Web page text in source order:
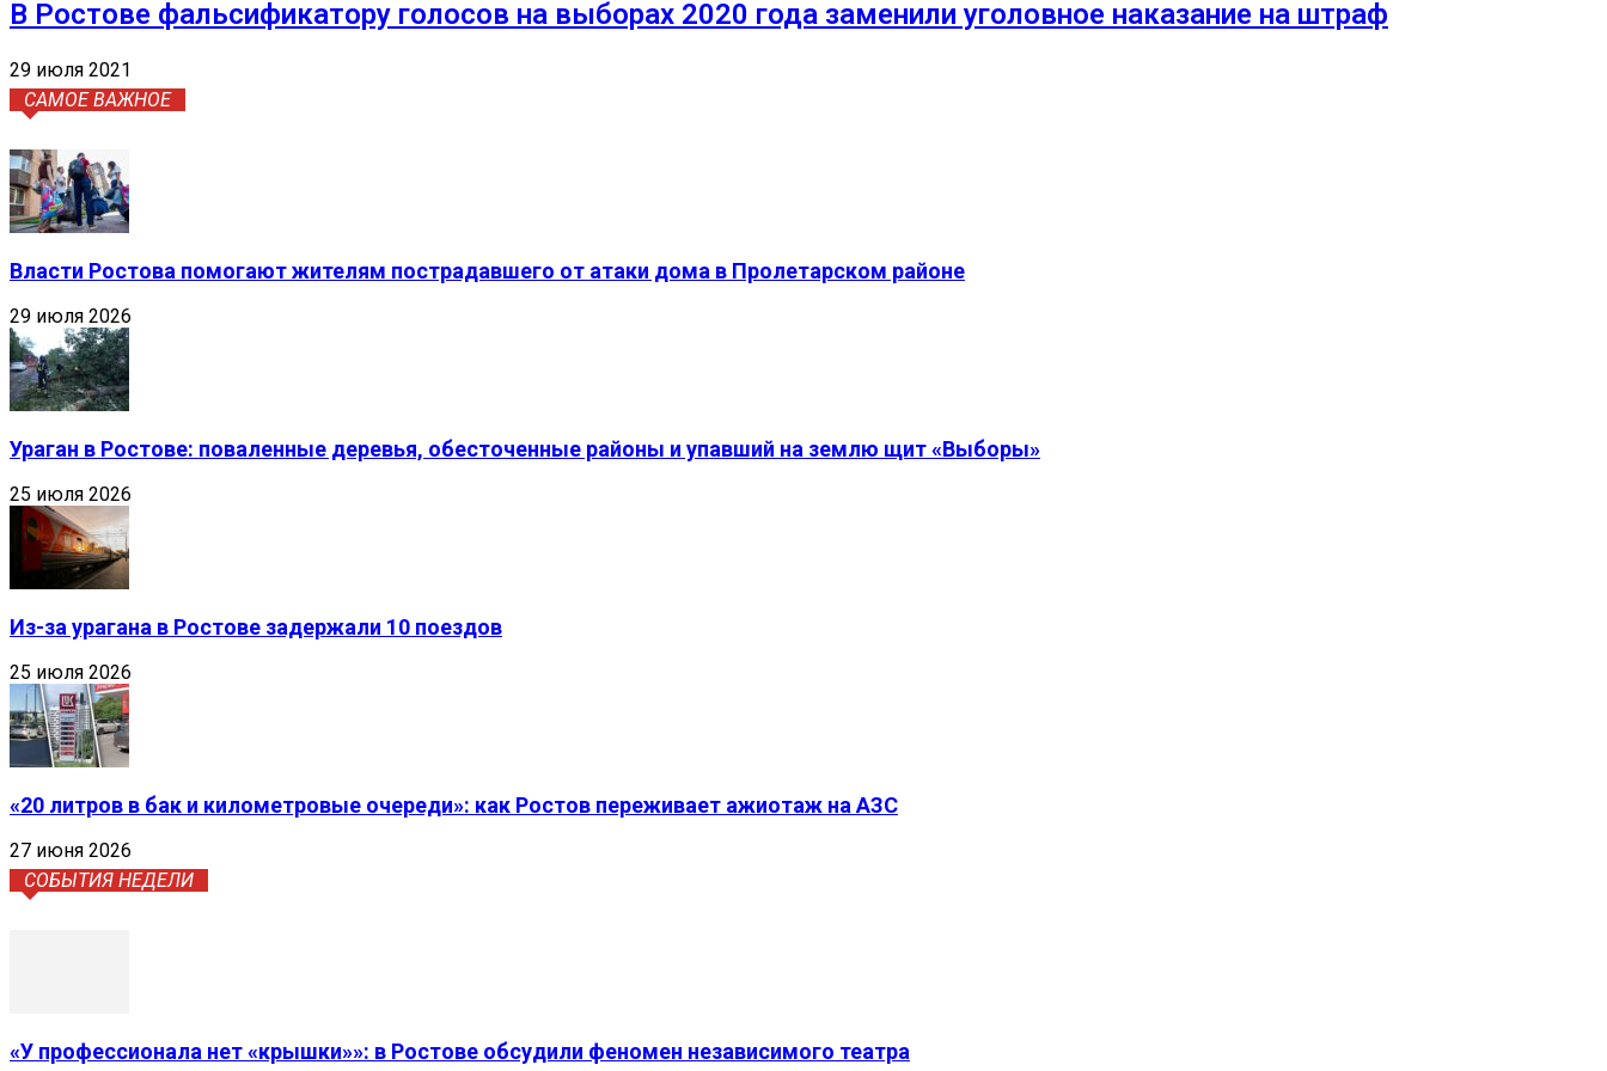
В Ростове фальсификатору голосов на выборах 2020 года заменили уголовное наказание на штраф
29 июля 2021
САМОЕ ВАЖНОЕ
Власти Ростова помогают жителям пострадавшего от атаки дома в Пролетарском районе
29 июля 2026
Ураган в Ростове: поваленные деревья, обесточенные районы и упавший на землю щит «Выборы»
25 июля 2026
Из-за урагана в Ростове задержали 10 поездов
25 июля 2026
«20 литров в бак и километровые очереди»: как Ростов переживает ажиотаж на АЗС
27 июня 2026
СОБЫТИЯ НЕДЕЛИ
«У профессионала нет «крышки»»: в Ростове обсудили феномен независимого театра